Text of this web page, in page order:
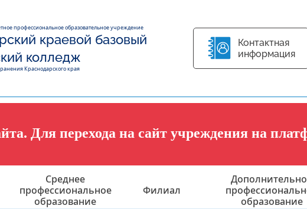
профессиональное образовательное учреждение
краевой базовый
колледж
Краснодарского края
Контактная
информация
Для перехода на сайт учреждения на
Среднее
профессиональное
образование
Филиал
образование